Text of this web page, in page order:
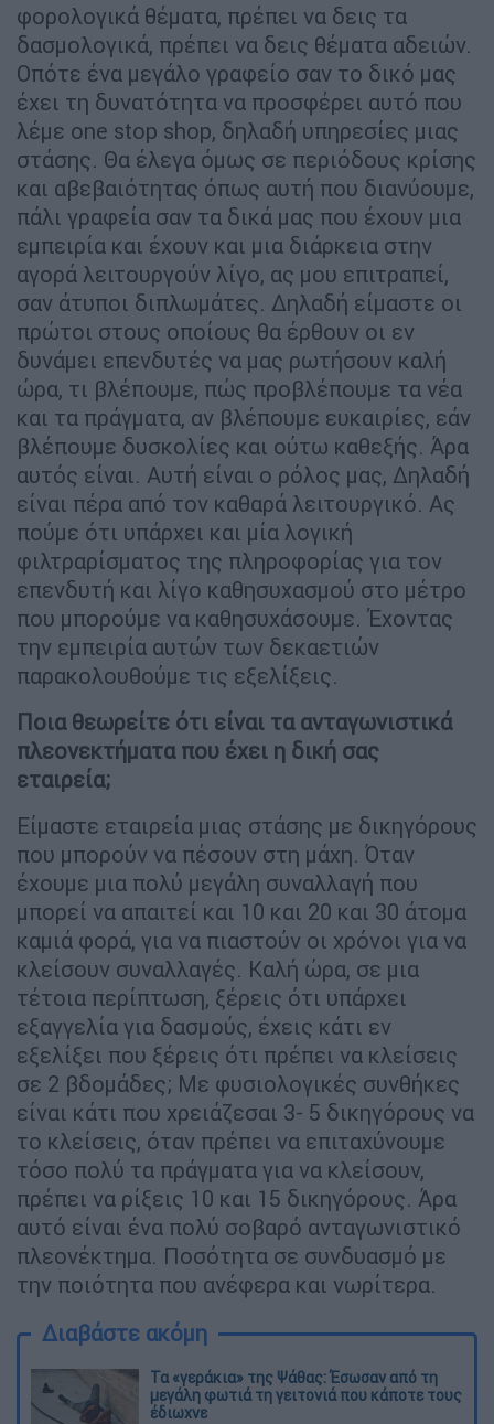
φορολογικά θέματα, πρέπει να δεις τα
δασμολογικά, πρέπει να δεις θέματα αδειών.
Οπότε ένα μεγάλο γραφείο σαν το δικό μας
έχει τη δυνατότητα να προσφέρει αυτό που
λέμε one stop shop, δηλαδή υπηρεσίες μιας
στάσης. Θα έλεγα όμως σε περιόδους κρίσης
και αβεβαιότητας όπως αυτή που διανύουμε,
πάλι γραφεία σαν τα δικά μας που έχουν μια
εμπειρία και έχουν και μια διάρκεια στην
αγορά λειτουργούν λίγο, ας μου επιτραπεί,
σαν άτυποι διπλωμάτες. Δηλαδή είμαστε οι
πρώτοι στους οποίους θα έρθουν οι εν
δυνάμει επενδυτές να μας ρωτήσουν καλή
ώρα, τι βλέπουμε, πώς προβλέπουμε τα νέα
και τα πράγματα, αν βλέπουμε ευκαιρίες, εάν
βλέπουμε δυσκολίες και ούτω καθεξής. Άρα
αυτός είναι. Αυτή είναι ο ρόλος μας, Δηλαδή
είναι πέρα από τον καθαρά λειτουργικό. Ας
πούμε ότι υπάρχει και μία λογική
φιλτραρίσματος της πληροφορίας για τον
επενδυτή και λίγο καθησυχασμού στο μέτρο
που μπορούμε να καθησυχάσουμε. Έχοντας
την εμπειρία αυτών των δεκαετιών
παρακολουθούμε τις εξελίξεις.
Ποια θεωρείτε ότι είναι τα ανταγωνιστικά
πλεονεκτήματα που έχει η δική σας
εταιρεία;
Eίμαστε εταιρεία μιας στάσης με δικηγόρους
που μπορούν να πέσουν στη μάχη. Όταν
έχουμε μια πολύ μεγάλη συναλλαγή που
μπορεί να απαιτεί και 10 και 20 και 30 άτομα
καμιά φορά, για να πιαστούν οι χρόνοι για να
κλείσουν συναλλαγές. Καλή ώρα, σε μια
τέτοια περίπτωση, ξέρεις ότι υπάρχει
εξαγγελία για δασμούς, έχεις κάτι εν
εξελίξει που ξέρεις ότι πρέπει να κλείσεις
σε 2 βδομάδες; Με φυσιολογικές συνθήκες
είναι κάτι που χρειάζεσαι 3- 5 δικηγόρους να
το κλείσεις, όταν πρέπει να επιταχύνουμε
τόσο πολύ τα πράγματα για να κλείσουν,
πρέπει να ρίξεις 10 και 15 δικηγόρους. Άρα
αυτό είναι ένα πολύ σοβαρό ανταγωνιστικό
πλεονέκτημα. Ποσότητα σε συνδυασμό με
την ποιότητα που ανέφερα και νωρίτερα.
Διαβάστε ακόμη
Τα «γεράκια» της Ψάθας: Έσωσαν από τη
μεγάλη φωτιά τη γειτονιά που κάποτε τους
έδιωχνε